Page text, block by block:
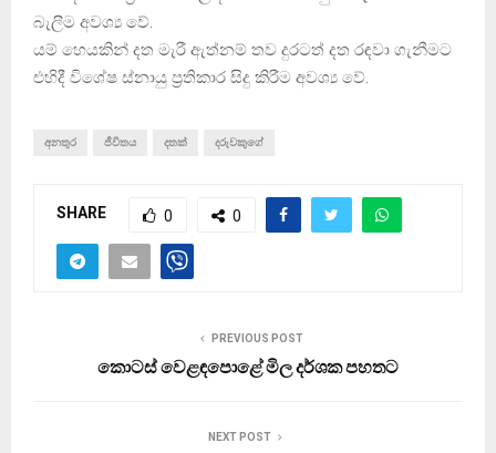
බැලීම අවශ්‍ය වේ.
යම් හෙයකින් දත මැරී ඇත්නම් තව දුරටත් දත රඳවා ගැනීමට
එහිදී විශේෂ ස්නායු ප‍්‍රතිකාර සිදු කිරීම අවශ්‍ය වේ.
අනතුර ජීවිතය දතක් දරුවකුගේ
SHARE 0 0
PREVIOUS POST
කොටස් වෙළඳපොළේ මිල දර්ශක පහතට
NEXT POST